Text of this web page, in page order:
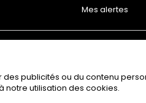
Mes alertes
publicités ou du contenu
notre utilisation des cookies.